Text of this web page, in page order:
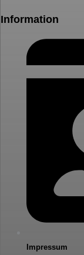
Information
Impressum